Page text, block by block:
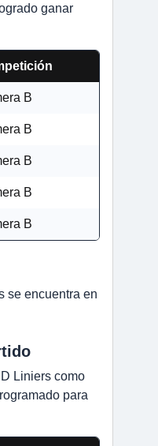
ganar
B
B
B
B
B
se encuentra en
Liniers como
para